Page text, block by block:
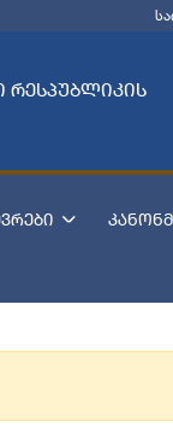
რესპუბლიკის